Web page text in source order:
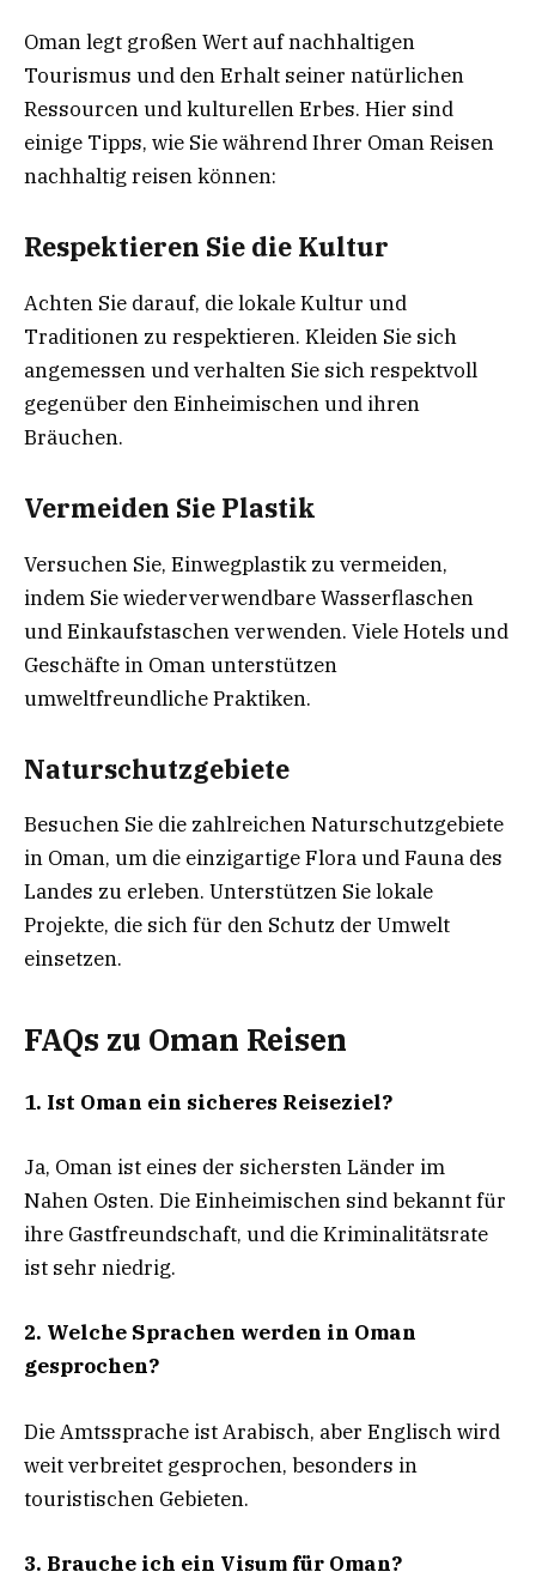
Oman legt großen Wert auf nachhaltigen
Tourismus und den Erhalt seiner natürlichen
Ressourcen und kulturellen Erbes. Hier sind
einige Tipps, wie Sie während Ihrer Oman Reisen
nachhaltig reisen können:
Respektieren Sie die Kultur
Achten Sie darauf, die lokale Kultur und
Traditionen zu respektieren. Kleiden Sie sich
angemessen und verhalten Sie sich respektvoll
gegenüber den Einheimischen und ihren
Bräuchen.
Vermeiden Sie Plastik
Versuchen Sie, Einwegplastik zu vermeiden,
indem Sie wiederverwendbare Wasserflaschen
und Einkaufstaschen verwenden. Viele Hotels und
Geschäfte in Oman unterstützen
umweltfreundliche Praktiken.
Naturschutzgebiete
Besuchen Sie die zahlreichen Naturschutzgebiete
in Oman, um die einzigartige Flora und Fauna des
Landes zu erleben. Unterstützen Sie lokale
Projekte, die sich für den Schutz der Umwelt
einsetzen.
FAQs zu Oman Reisen
1. Ist Oman ein sicheres Reiseziel?
Ja, Oman ist eines der sichersten Länder im
Nahen Osten. Die Einheimischen sind bekannt für
ihre Gastfreundschaft, und die Kriminalitätsrate
ist sehr niedrig.
2. Welche Sprachen werden in Oman
gesprochen?
Die Amtssprache ist Arabisch, aber Englisch wird
weit verbreitet gesprochen, besonders in
touristischen Gebieten.
3. Brauche ich ein Visum für Oman?